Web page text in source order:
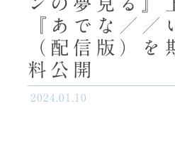
『あでな／／
（配信版）を
料公開
2024.01.10